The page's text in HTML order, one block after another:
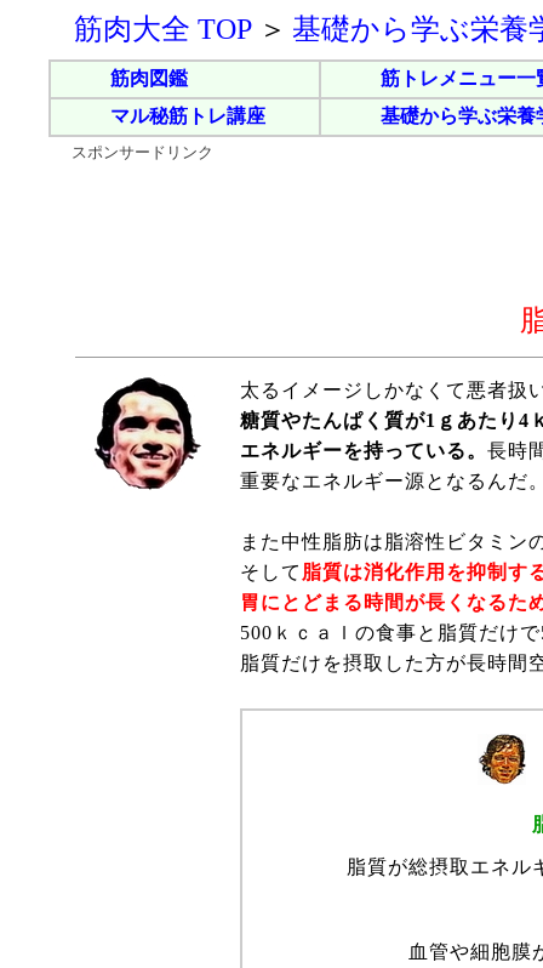
筋肉大全 TOP＞ 基礎から学ぶ栄養
筋肉図鑑
筋トレメニュー一
マル秘筋トレ講座
基礎から学ぶ栄養
スポンサードリンク
太るイメージしかなくて悪者扱
糖質やたんぱく質が1ｇあたり4
エネルギーを持っている。 長時
重要なエネルギー源となるんだ
また中性脂肪は脂溶性ビタミン
そして 脂質は消化作用を抑制す
胃にとどまる時間が長くなるた
500ｋｃａｌの食事と脂質だけ
脂質だけを摂取した方が長時間
脂質が総摂取エネル
血管や細胞膜